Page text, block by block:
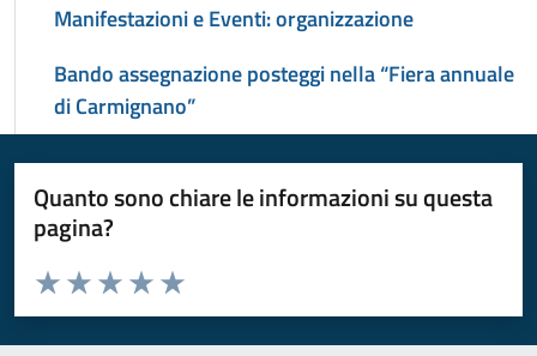
Manifestazioni e Eventi: organizzazione
Bando assegnazione posteggi nella “Fiera annuale
di Carmignano”
Quanto sono chiare le informazioni su questa
pagina?
Valuta da 1 a 5 stelle la pagina
Valuta 5 stelle su 5
Valuta 4 stelle su 5
Valuta 3 stelle su 5
Valuta 2 stelle su 5
Valuta 1 stelle su 5